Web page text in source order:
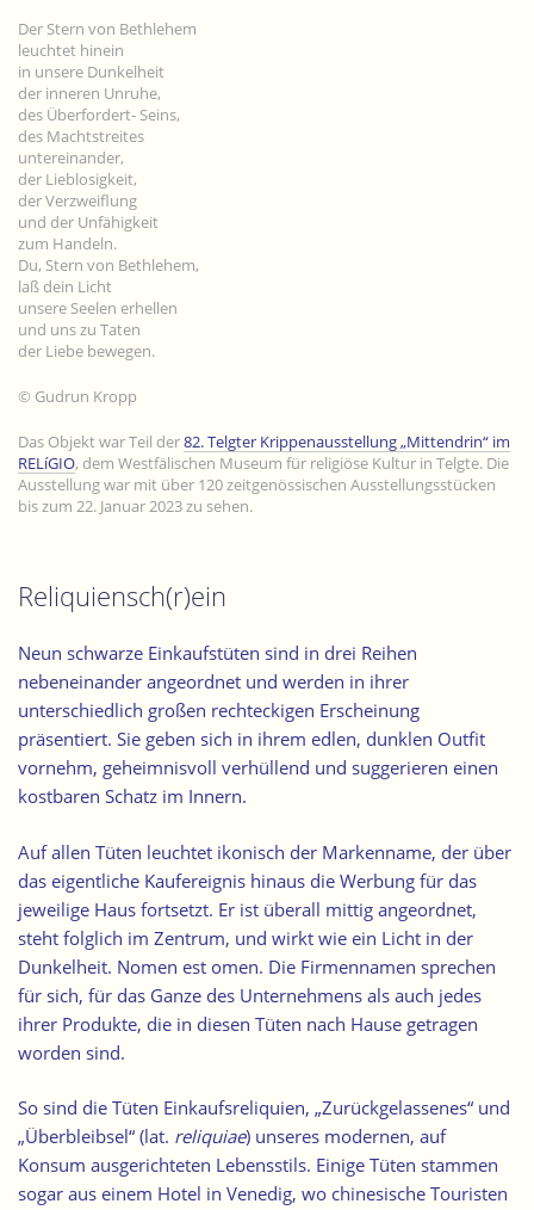
Der Stern von Bethlehem
leuchtet hinein
in unsere Dunkelheit
der inneren Unruhe,
des Überfordert- Seins,
des Machtstreites
untereinander,
der Lieblosigkeit,
der Verzweiflung
und der Unfähigkeit
zum Handeln.
Du, Stern von Bethlehem,
laß dein Licht
unsere Seelen erhellen
und uns zu Taten
der Liebe bewegen.
© Gudrun Kropp
Das Objekt war Teil der82. Telgter Krippenausstellung „Mittendrin“ im
RELíGIO, dem Westfälischen Museum für religiöse Kultur in Telgte. Die
Ausstellung war mit über 120 zeitgenössischen Ausstellungsstücken
bis zum 22. Januar 2023 zu sehen.
Reliquiensch(r)ein
Neun schwarze Einkaufstüten sind in drei Reihen
nebeneinander angeordnet und werden in ihrer
unterschiedlich großen rechteckigen Erscheinung
präsentiert. Sie geben sich in ihrem edlen, dunklen Outfit
vornehm, geheimnisvoll verhüllend und suggerieren einen
kostbaren Schatz im Innern.
Auf allen Tüten leuchtet ikonisch der Markenname, der über
das eigentliche Kaufereignis hinaus die Werbung für das
jeweilige Haus fortsetzt. Er ist überall mittig angeordnet,
steht folglich im Zentrum, und wirkt wie ein Licht in der
Dunkelheit. Nomen est omen. Die Firmennamen sprechen
für sich, für das Ganze des Unternehmens als auch jedes
ihrer Produkte, die in diesen Tüten nach Hause getragen
worden sind.
So sind die Tüten Einkaufsreliquien, „Zurückgelassenes“ und
„Überbleibsel“ (lat. reliquiae) unseres modernen, auf
Konsum ausgerichteten Lebensstils. Einige Tüten stammen
sogar aus einem Hotel in Venedig, wo chinesische Touristen